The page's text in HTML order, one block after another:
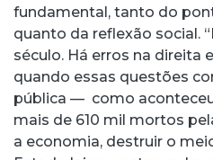
fundamental, tanto do
quanto da reflexão social.
século. Há erros na direita
quando essas questões
pública — como
mais de 610 mil mortos
a economia, destruir o